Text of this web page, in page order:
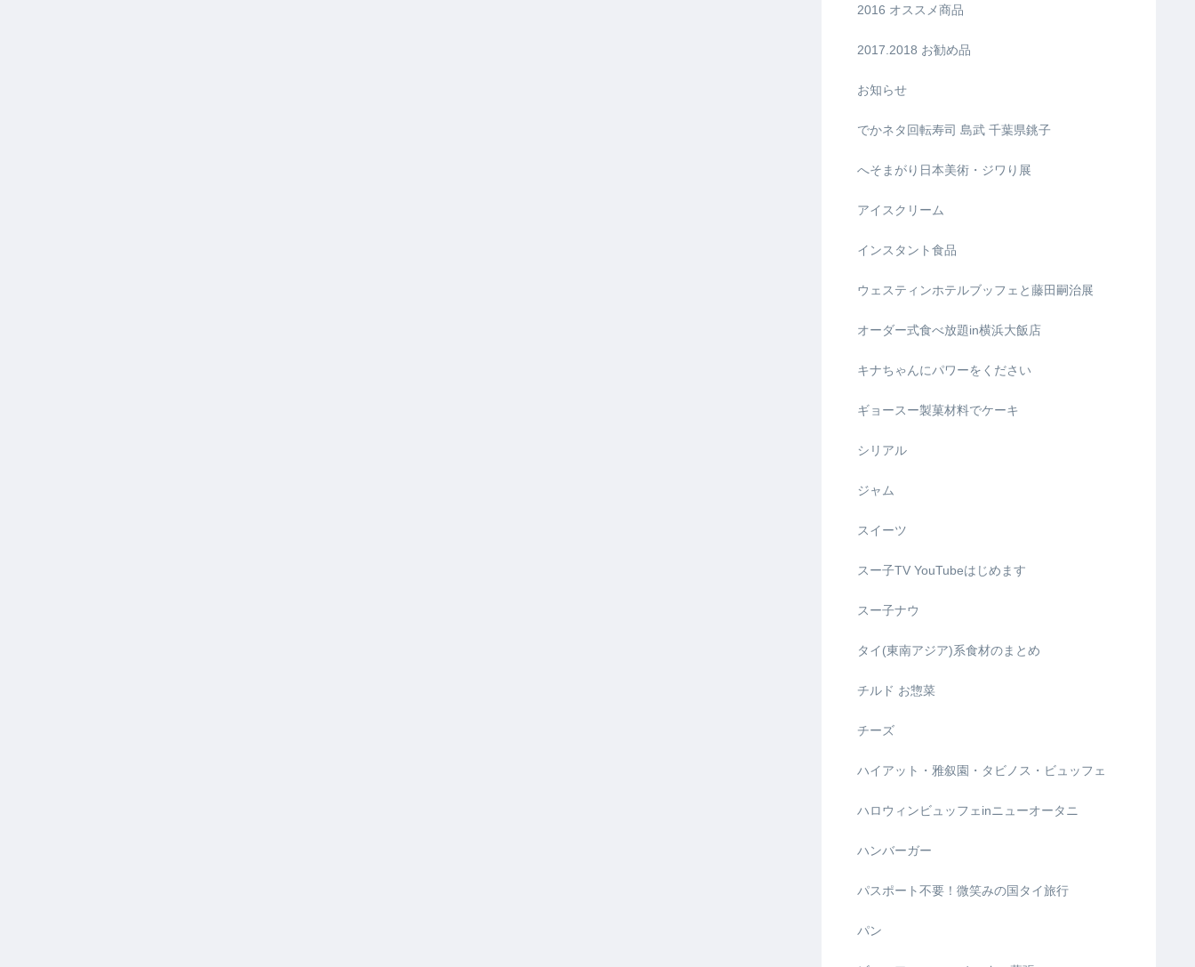
2016 オススメ商品
2017.2018 お勧め品
お知らせ
でかネタ回転寿司 島武 千葉県銚子
へそまがり日本美術・ジワり展
アイスクリーム
インスタント食品
ウェスティンホテルブッフェと藤田嗣治展
オーダー式食べ放題in横浜大飯店
キナちゃんにパワーをください
ギョースー製菓材料でケーキ
シリアル
ジャム
スイーツ
スー子TV YouTubeはじめます
スー子ナウ
タイ(東南アジア)系食材のまとめ
チルド お惣菜
チーズ
ハイアット・雅叙園・タビノス・ビュッフェ
ハロウィンビュッフェinニューオータニ
ハンバーガー
パスポート不要！微笑みの国タイ旅行
パン